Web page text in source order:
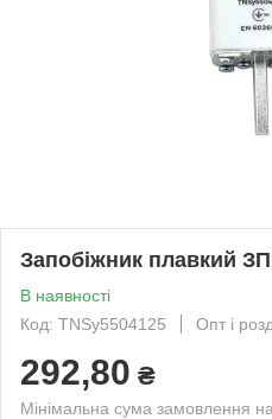
Запобіжник плавкий
В наявності
Код: TNSy5504125
Опт і
292,80 ₴
Мінімальна сума замовлення